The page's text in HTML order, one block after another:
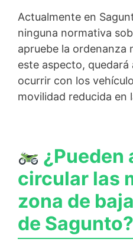
Actualmente en
ninguna normativa
apruebe la ordenanza
este aspecto, quedará
ocurrir con los
movilidad reducida en
¿Pueden
circular las
zona de
de Sagunto?